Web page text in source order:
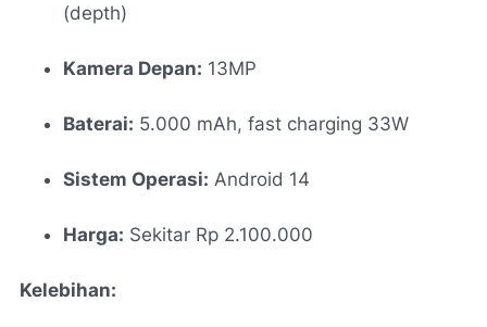
(depth)
Kamera Depan: 13MP
Baterai: 5.000 mAh, fast charging 33W
Sistem Operasi: Android 14
Harga: Sekitar Rp 2.100.000
Kelebihan: